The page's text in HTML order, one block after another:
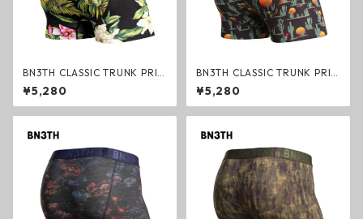
BN3TH CLASSIC TRUNK PRIN
T MAGNOLIA BLACK ボクサー
パンツ トランクス マグノリア
ブラック ベニス スポーツ マイ
¥5,280
BN3TH CLASSIC TRUNK PRIN
T CACTI BLACK ボクサーパン
ツ トランクス カクタイブラッ
ク ベニス スポーツ マイパッケ
¥5,280